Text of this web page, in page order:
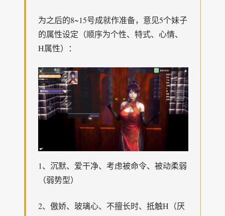
为之后的8~15号成就作准备，意见5个妹子
的属性设定（顺序为个性、特式、心情、
H属性）：
1、沉默、爱干净、考虑被命令、被动柔弱
（弱势型）
2、傲娇、玻璃心、不擅长时、抵触H（厌